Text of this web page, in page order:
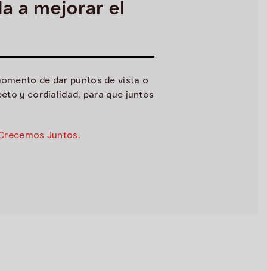
a mejorar el
de dar puntos de vista o
y cordialidad, para que juntos
Juntos.